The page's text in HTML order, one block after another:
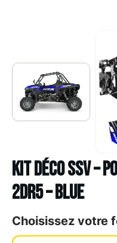
Kit déco SSV –
2DR5 – BLUE
Choisissez votre